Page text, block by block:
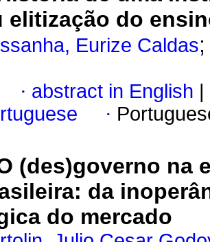
elitização do
Eurize Caldas
· abstract in English
·
(des)governo na
da
do mercado